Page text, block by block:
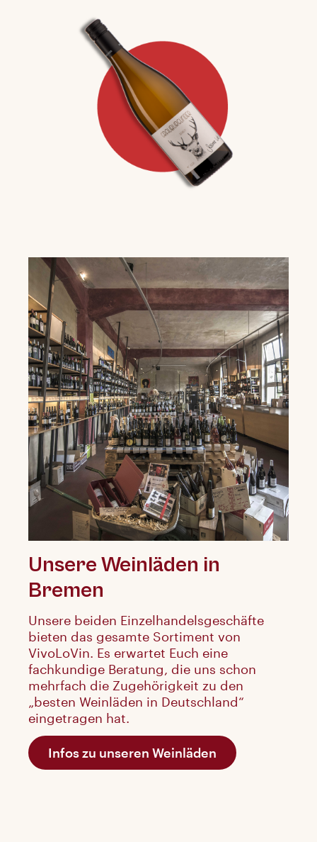
Unsere Weinläden in
Bremen
Unsere beiden Einzelhandelsgeschäfte
bieten das gesamte Sortiment von
VivoLoVin. Es erwartet Euch eine
fachkundige Beratung, die uns schon
mehrfach die Zugehörigkeit zu den
„besten Weinläden in Deutschland“
eingetragen hat.
Infos zu unseren Weinläden